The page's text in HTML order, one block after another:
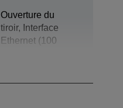
Ouverture du
tiroir, Interface
Ethernet (100